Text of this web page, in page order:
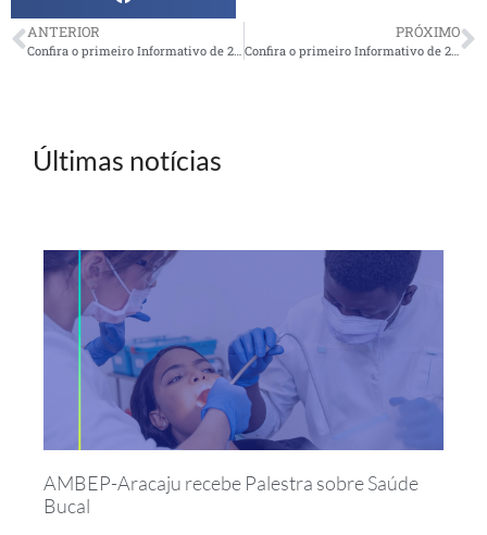
ANTERIOR PRÓXIMO
Confira o primeiro Informativo de 2026 da UR São Paulo
Últimas notícias
AMBEP-Aracaju recebe Palestra sobre Saúde
Bucal